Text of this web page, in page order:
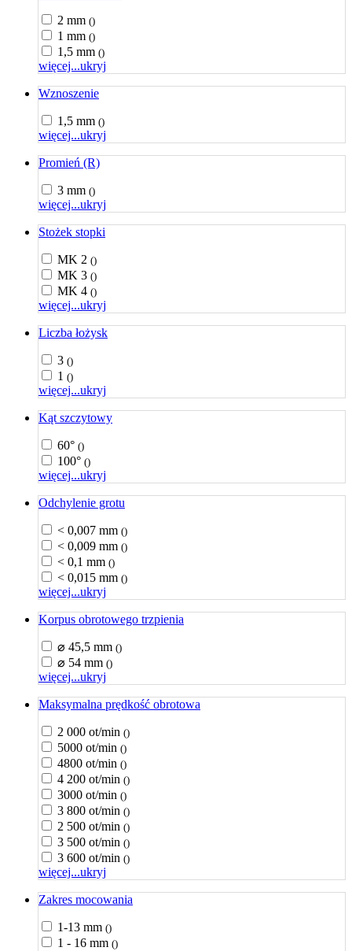
2 mm ()
1 mm ()
1,5 mm ()
więcej...ukryj
Wznoszenie
1,5 mm ()
więcej...ukryj
Promień (R)
3 mm ()
więcej...ukryj
Stożek stopki
MK 2 ()
MK 3 ()
MK 4 ()
więcej...ukryj
Liczba łożysk
3 ()
1 ()
więcej...ukryj
Kąt szczytowy
60° ()
100° ()
więcej...ukryj
Odchylenie grotu
< 0,007 mm ()
< 0,009 mm ()
< 0,1 mm ()
< 0,015 mm ()
więcej...ukryj
Korpus obrotowego trzpienia
⌀ 45,5 mm ()
⌀ 54 mm ()
więcej...ukryj
Maksymalna prędkość obrotowa
2 000 ot/min ()
5000 ot/min ()
4800 ot/min ()
4 200 ot/min ()
3000 ot/min ()
3 800 ot/min ()
2 500 ot/min ()
3 500 ot/min ()
3 600 ot/min ()
więcej...ukryj
Zakres mocowania
1-13 mm ()
1 - 16 mm ()